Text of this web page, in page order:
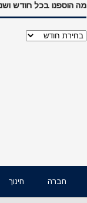
מה הוספנו בכל חודש
מה
חברה חינוך